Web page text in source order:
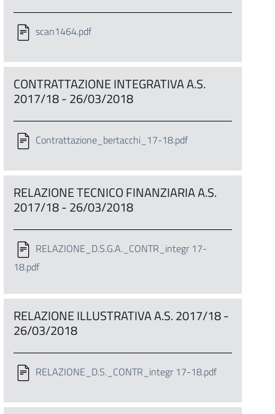
scan1464.pdf
CONTRATTAZIONE INTEGRATIVA A.S.
2017/18 - 26/03/2018
Contrattazione_bertacchi_17-18.pdf
RELAZIONE TECNICO FINANZIARIA A.S.
2017/18 - 26/03/2018
RELAZIONE_D.S.G.A._CONTR_integr 17-
18.pdf
RELAZIONE ILLUSTRATIVA A.S. 2017/18 -
26/03/2018
RELAZIONE_D.S._CONTR_integr 17-18.pdf